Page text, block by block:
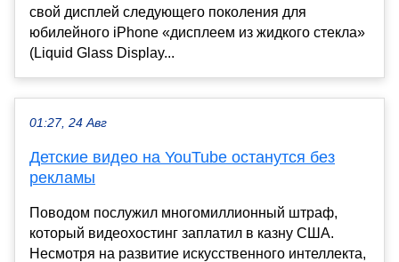
свой дисплей следующего поколения для
юбилейного iPhone «дисплеем из жидкого стекла»
(Liquid Glass Display...
01:27, 24 Авг
Детские видео на YouTube останутся без
рекламы
Поводом послужил многомиллионный штраф,
который видеохостинг заплатил в казну США.
Несмотря на развитие искусственного интеллекта,